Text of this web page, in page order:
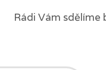
Rádi Vám sdělíme